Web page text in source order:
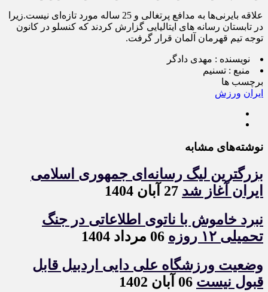
علاقه بایرنی‌ها به مدافع پرتغالی و 25 ساله مورد تازه‌ای نیست.زیرا
در تابستان رسانه های ایتالیایی گزارش کردند که کنسلو در کانون
توجه تیم قهرمان آلمان قرار گرفت.
نویسنده : مهدی دادگر
منبع : تسنیم
برچسب ها
ایران ورزش
نوشته‌های مشابه
بزرگترین لیگ رسانه‌ای جمهوری اسلامی
ایران آغاز شد
نبرد خاموش با ناتوی اطلاعاتی در جنگ
تحمیلی ۱۲ روزه
وضعیت ورزشگاه علی دایی اردبیل قابل
قبول نیست